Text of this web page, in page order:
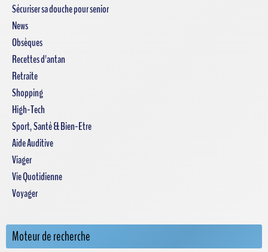
Sécuriser sa douche pour senior
News
Obsèques
Recettes d'antan
Retraite
Shopping
High-Tech
Sport, Santé & Bien-Etre
Aide Auditive
Viager
Vie Quotidienne
Voyager
Moteur de recherche